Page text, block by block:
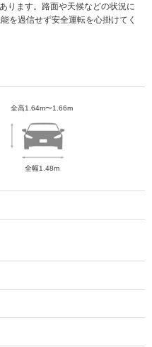
ります。路面や天候などの状況に
を過信せず安全運転を心掛けてく
全高1.64m〜1.66m
全幅1.48m